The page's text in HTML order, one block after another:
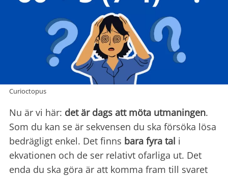
Curioctopus
Nu är vi här: det är dags att möta utmaningen.
Som du kan se är sekvensen du ska försöka lösa
bedrägligt enkel. Det finns bara fyra tal i
ekvationen och de ser relativt ofarliga ut. Det
enda du ska göra är att komma fram till svaret